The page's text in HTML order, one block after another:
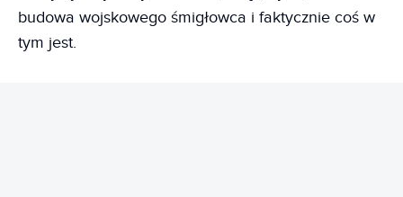
budowa wojskowego śmigłowca i faktycznie coś w
tym jest.